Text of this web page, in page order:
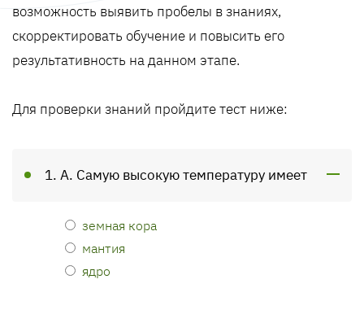
возможность выявить пробелы в знаниях,
скорректировать обучение и повысить его
результативность на данном этапе.
Для проверки знаний пройдите тест ниже:
1. А. Самую высокую температуру имеет
земная кора
мантия
ядро